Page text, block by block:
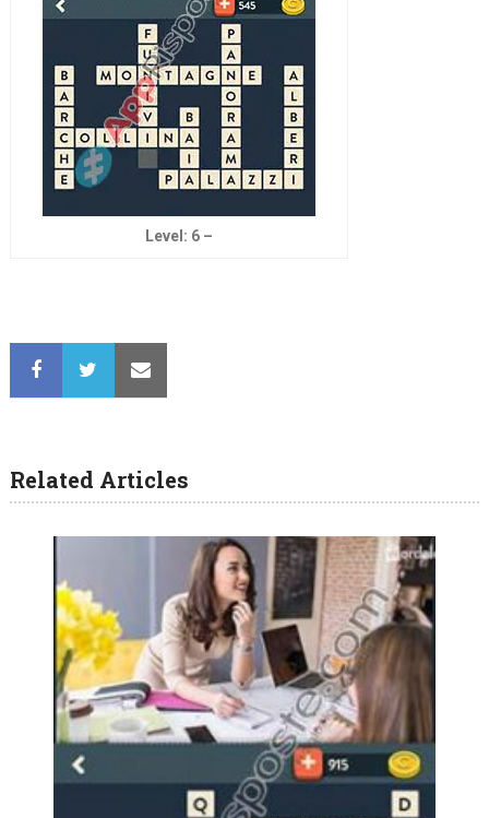
Level: 6 –
Related Articles